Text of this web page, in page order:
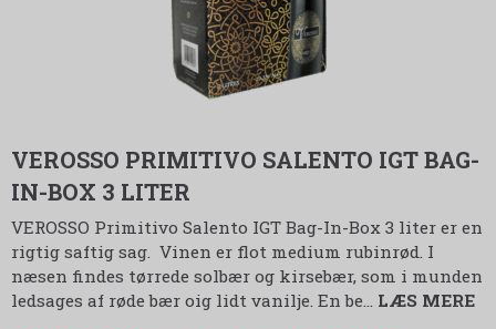
VEROSSO PRIMITIVO SALENTO IGT BAG-
IN-BOX 3 LITER
VEROSSO Primitivo Salento IGT Bag-In-Box 3 liter er en
rigtig saftig sag. Vinen er flot medium rubinrød. I
næsen findes tørrede solbær og kirsebær, som i munden
ledsages af røde bær oig lidt vanilje. En be
LÆS MERE